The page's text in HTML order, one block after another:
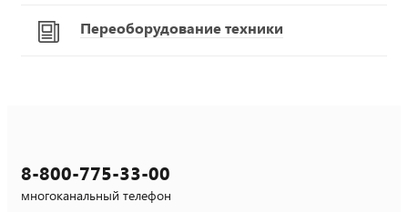
Переоборудование техники
8-800-775-33-00
многоканальный телефон